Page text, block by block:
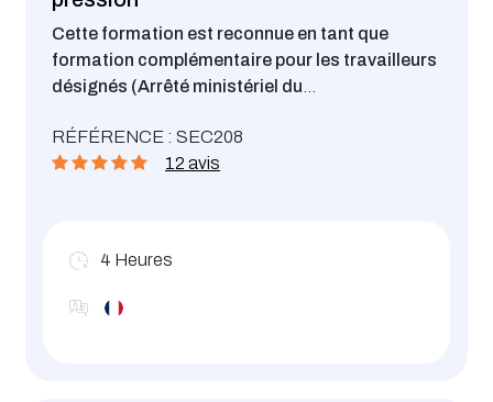
Cette formation est reconnue en tant que
formation complémentaire pour les travailleurs
désignés (Arrêté ministériel du
applicables aux conduites et tuyauteries sous
pression (air comprimé, azote, vapeur, hydrogène,
RÉFÉRENCE : SEC208
12 avis
4 Heures